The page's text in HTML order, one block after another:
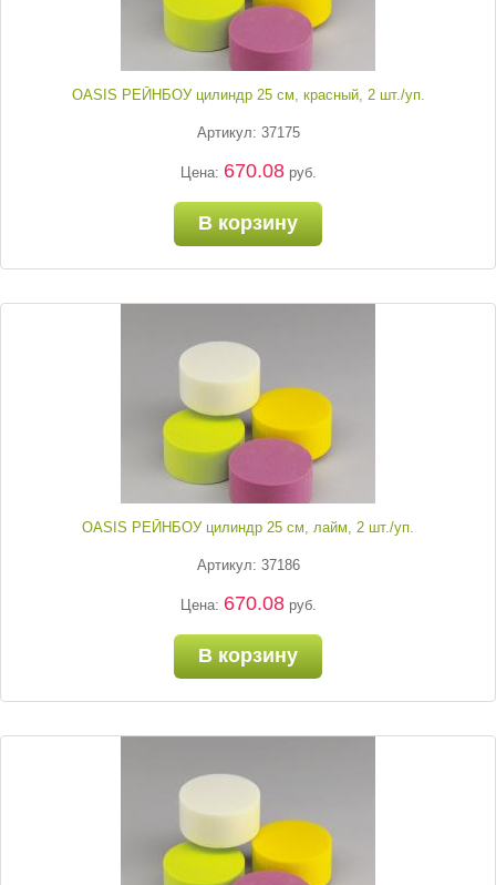
OASIS РЕЙНБОУ цилиндр 25 см, красный, 2 шт./уп.
Артикул: 37175
Цена: 670.08руб.
В корзину
OASIS РЕЙНБОУ цилиндр 25 см, лайм, 2 шт./уп.
Артикул: 37186
Цена: 670.08руб.
В корзину